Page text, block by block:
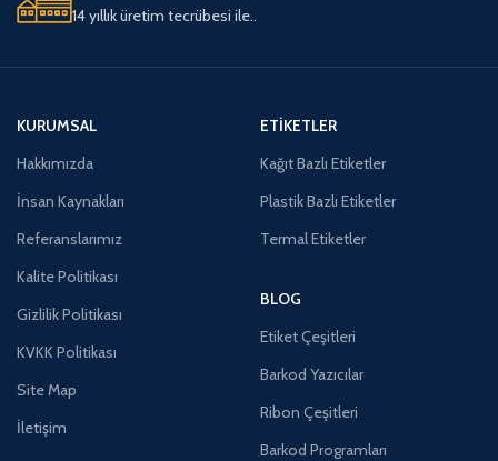
14 yıllık üretim tecrübesi ile..
KURUMSAL
Hakkımızda
İnsan Kaynakları
Referanslarımız
Kalite Politikası
Gizlilik Politikası
KVKK Politikası
Site Map
İletişim
ETIKETLER
Kağıt Bazlı Etiketler
Plastik Bazlı Etiketler
Termal Etiketler
BLOG
Etiket Çeşitleri
Barkod Yazıcılar
Ribon Çeşitleri
Barkod Programları